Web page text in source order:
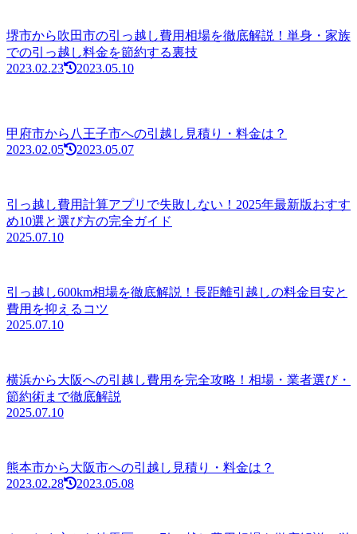
堺市から吹田市の引っ越し費用相場を徹底解説！単身・家族
での引っ越し料金を節約する裏技
2023.02.23
2023.05.10
甲府市から八王子市への引越し見積り・料金は？
2023.02.05
2023.05.07
引っ越し費用計算アプリで失敗しない！2025年最新版おすす
め10選と選び方の完全ガイド
2025.07.10
引っ越し600km相場を徹底解説！長距離引越しの料金目安と
費用を抑えるコツ
2025.07.10
横浜から大阪への引越し費用を完全攻略！相場・業者選び・
節約術まで徹底解説
2025.07.10
熊本市から大阪市への引越し見積り・料金は？
2023.02.28
2023.05.08